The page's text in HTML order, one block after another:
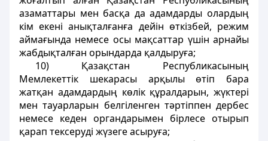
азаматтары мен басқа да адамдарды олардың
кiм екенi анықталғанға дейiн өткiзбей, режим
аймағында немесе осы мақсаттар үшiн арнайы
жабдықталған орындарда қалдыруға;
10) Қазақстан Республикасының
Мемлекеттiк шекарасы арқылы өтiп бара
жатқан адамдардың көлiк құралдарын, жүктерi
мен тауарларын белгіленген тәртіппен дербес
немесе кеден органдарымен бiрлесе отырып
қарап тексеруді жүзеге асыруға;